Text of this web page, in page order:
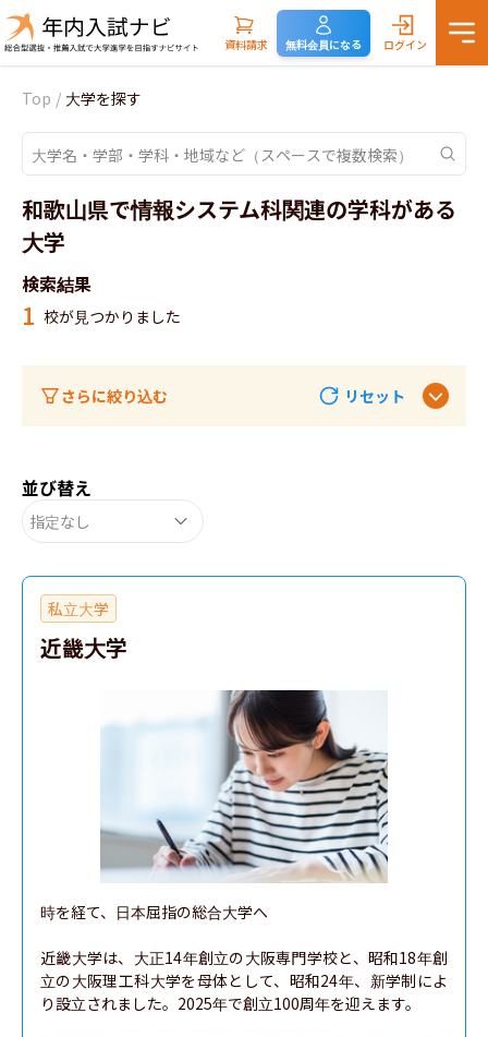
資料請求 無料会員になる ログイン
Top / 大学を探す
和歌山県で情報システム科関連の学科がある
大学
検索結果
1 校が見つかりました
さらに絞り込む リセット
並び替え
指定なし
私立大学
近畿大学
時を経て、日本屈指の総合大学へ
近畿大学は、大正14年創立の大阪専門学校と、昭和18年創
立の大阪理工科大学を母体として、昭和24年、新学制によ
り設立されました。2025年で創立100周年を迎えます。